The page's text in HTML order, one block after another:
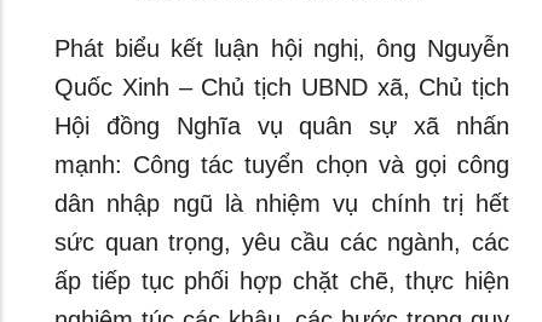
Phát biểu kết luận hội nghị, ông Nguyễn
Quốc Xinh – Chủ tịch UBND xã, Chủ tịch
Hội đồng Nghĩa vụ quân sự xã nhấn
mạnh: Công tác tuyển chọn và gọi công
dân nhập ngũ là nhiệm vụ chính trị hết
sức quan trọng, yêu cầu các ngành, các
ấp tiếp tục phối hợp chặt chẽ, thực hiện